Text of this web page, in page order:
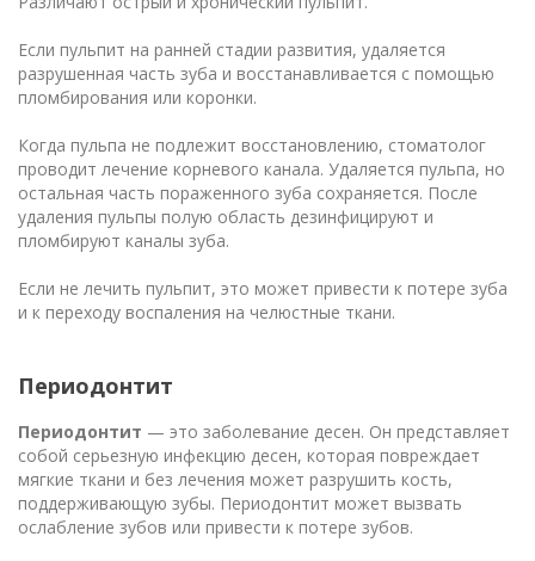
Если пульпит на ранней стадии развития, удаляется
разрушенная часть зуба и восстанавливается с помощью
пломбирования или коронки.
Когда пульпа не подлежит восстановлению, стоматолог
проводит лечение корневого канала. Удаляется пульпа, но
остальная часть пораженного зуба сохраняется. После
удаления пульпы полую область дезинфицируют и
пломбируют каналы зуба.
Если не лечить пульпит, это может привести к потере зуба
и к переходу воспаления на челюстные ткани.
Периодонтит
Периодонтит — это заболевание десен. Он представляет
собой серьезную инфекцию десен, которая повреждает
мягкие ткани и без лечения может разрушить кость,
поддерживающую зубы. Периодонтит может вызвать
ослабление зубов или привести к потере зубов.